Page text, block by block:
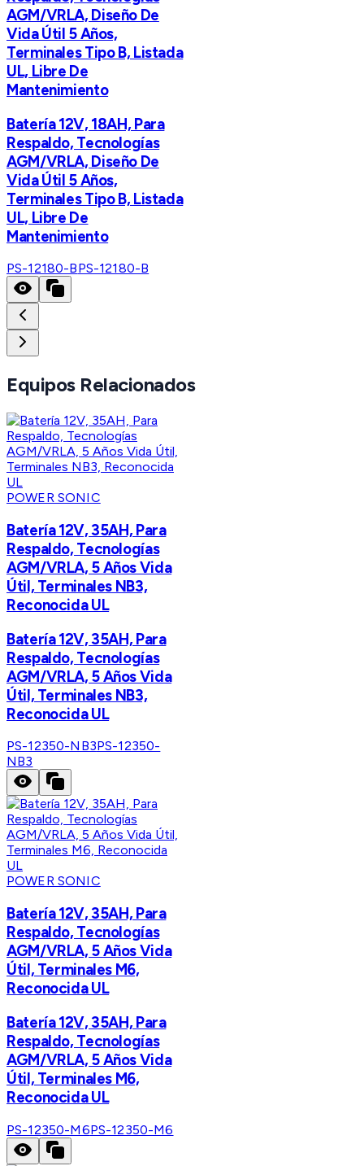
AGM/VRLA, Diseño De
Vida Útil 5 Años,
Terminales Tipo B, Listada
UL, Libre De
Mantenimiento
Batería 12V, 18AH, Para
Respaldo, Tecnologías
AGM/VRLA, Diseño De
Vida Útil 5 Años,
Terminales Tipo B, Listada
UL, Libre De
Mantenimiento
PS-12180-BPS-12180-B
Equipos Relacionados
POWER SONIC
Batería 12V, 35AH, Para
Respaldo, Tecnologías
AGM/VRLA, 5 Años Vida
Útil, Terminales NB3,
Reconocida UL
Batería 12V, 35AH, Para
Respaldo, Tecnologías
AGM/VRLA, 5 Años Vida
Útil, Terminales NB3,
Reconocida UL
PS-12350-NB3PS-12350-
NB3
POWER SONIC
Batería 12V, 35AH, Para
Respaldo, Tecnologías
AGM/VRLA, 5 Años Vida
Útil, Terminales M6,
Reconocida UL
Batería 12V, 35AH, Para
Respaldo, Tecnologías
AGM/VRLA, 5 Años Vida
Útil, Terminales M6,
Reconocida UL
PS-12350-M6PS-12350-M6